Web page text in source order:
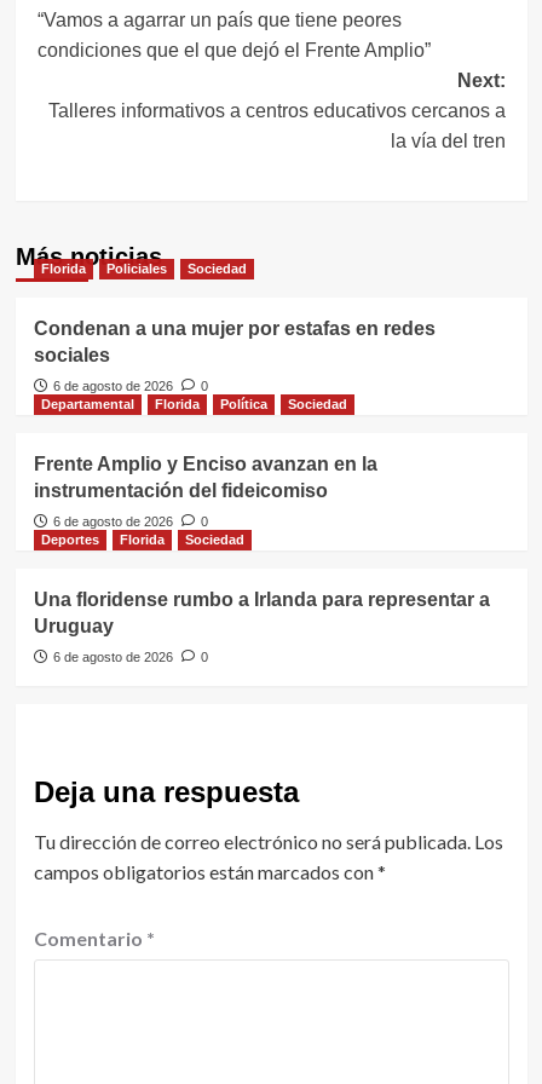
de
entradas
“Vamos a agarrar un país que tiene peores
condiciones que el que dejó el Frente Amplio”
Next:
Talleres informativos a centros educativos cercanos a
la vía del tren
Más noticias
Florida Policiales Sociedad
Condenan a una mujer por estafas en redes
sociales
6 de agosto de 2026
0
Departamental
Florida Política Sociedad
Frente Amplio y Enciso avanzan en la
instrumentación del fideicomiso
6 de agosto de 2026
0
Deportes
Florida Sociedad
Una floridense rumbo a Irlanda para representar a
Uruguay
6 de agosto de 2026 0
Deja una respuesta
Tu dirección de correo electrónico no será publicada. Los
campos obligatorios están marcados con*
Comentario *